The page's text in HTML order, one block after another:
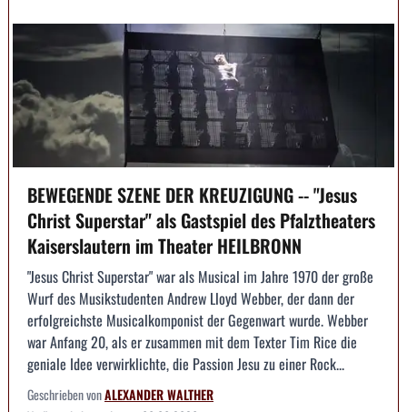
BEWEGENDE SZENE DER KREUZIGUNG -- "Jesus
Christ Superstar" als Gastspiel des Pfalztheaters
Kaiserslautern im Theater HEILBRONN
"Jesus Christ Superstar" war als Musical im Jahre 1970 der große
Wurf des Musikstudenten Andrew Lloyd Webber, der dann der
erfolgreichste Musicalkomponist der Gegenwart wurde. Webber
war Anfang 20, als er zusammen mit dem Texter Tim Rice die
geniale Idee verwirklichte, die Passion Jesu zu einer Rock...
Geschrieben vonALEXANDER WALTHER